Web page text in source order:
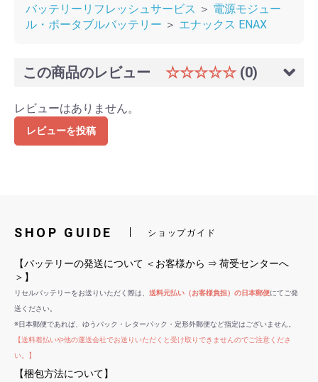
バッテリーリフレッシュサービス ＞ 電源モジュー
ル・ポータブルバッテリー ＞ エナックス ENAX
この商品のレビュー ☆☆☆☆☆ (0)
レビューはありません。
レビューを投稿
SHOP GUIDE ショップガイド
【バッテリーの発送について ＜お客様から ⇒ 荷受センターへ
＞】
リセルバッテリーをお送りいただく際は、 送料元払い（お客様負担）の日本郵便にてご発
送ください。
※日本郵便であれば、ゆうパック・レターパック・定形外郵便など指定はございません。
【送料着払いや他の運送会社でお送りいただくと受け取りできませんのでご注意くださ
い。】
【梱包方法について】